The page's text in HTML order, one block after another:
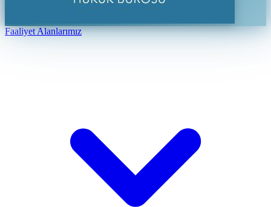
Faaliyet Alanlarımız